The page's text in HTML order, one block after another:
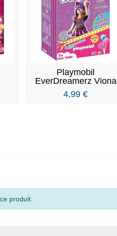
Playmobil
EverDreamerz Viona
Série 1 Music...
4,99 €
produit.